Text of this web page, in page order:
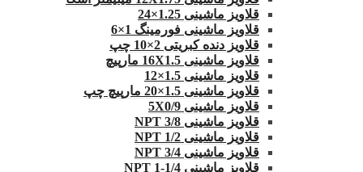
قلاویز ماشینی 1.25×24
قلاویز ماشینی فورمینگ 1×6
قلاویز دنده کبریتی 2×10 چپ
قلاویز ماشینی 16X1.5 مارپیچ
قلاویز ماشینی 1.5×12
قلاویز ماشینی 1.5×20 مارپیچ چپ
قلاویز ماشینی 5X0/9
قلاویز ماشینی 3/8 NPT
قلاویز ماشینی 1/2 NPT
قلاویز ماشینی 3/4 NPT
قلاویز ماشینی 1/4-1 NPT